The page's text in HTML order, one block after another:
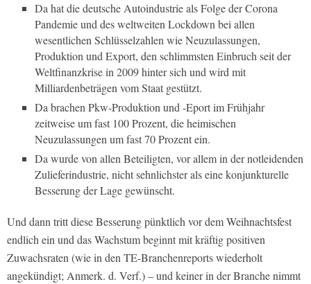
Da hat die deutsche Autoindustrie als Folge der Corona
Pandemie und des weltweiten Lockdown bei allen
wesentlichen Schlüsselzahlen wie Neuzulassungen,
Produktion und Export, den schlimmsten Einbruch seit der
Weltfinanzkrise in 2009 hinter sich und wird mit
Milliardenbeträgen vom Staat gestützt.
Da brachen Pkw-Produktion und -Eport im Frühjahr
zeitweise um fast 100 Prozent, die heimischen
Neuzulassungen um fast 70 Prozent ein.
Da wurde von allen Beteiligten, vor allem in der notleidenden
Zulieferindustrie, nicht sehnlichster als eine konjunkturelle
Besserung der Lage gewünscht.
Und dann tritt diese Besserung pünktlich vor dem Weihnachtsfest
endlich ein und das Wachstum beginnt mit kräftig positiven
Zuwachsraten (wie in den TE-Branchenreports wiederholt
angekündigt; Anmerk. d. Verf.) – und keiner in der Branche nimmt